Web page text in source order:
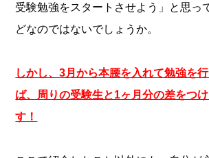
受験勉強をスタートさせよう」と思っ
どなのではないでしょうか。
しかし、3月から本腰を入れて勉強を
ば、周りの受験生と1ヶ月分の差をつ
す！